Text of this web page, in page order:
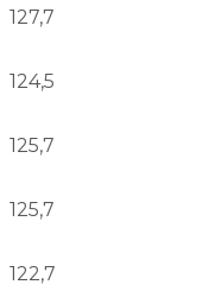
127,7
124,5
125,7
125,7
122,7